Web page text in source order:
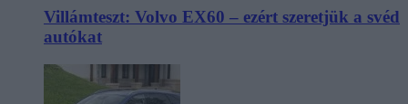
Villámteszt: Volvo EX60 – ezért szeretjük a svéd
autókat